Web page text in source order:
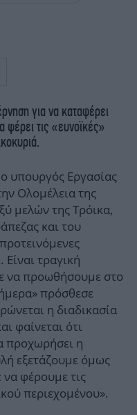
για να καταφέρει
φέρει τις «ευνοϊκές»
υπουργός Εργασίας
Ολομέλεια της
μελών της Τρόικα,
και του
Είναι τραγική
να προωθήσουμε στο
πρόσθεσε
η διαδικασία
φαίνεται ότι
προχωρήσει η
εξετάζουμε όμως
φέρουμε τις
περιεχομένου».